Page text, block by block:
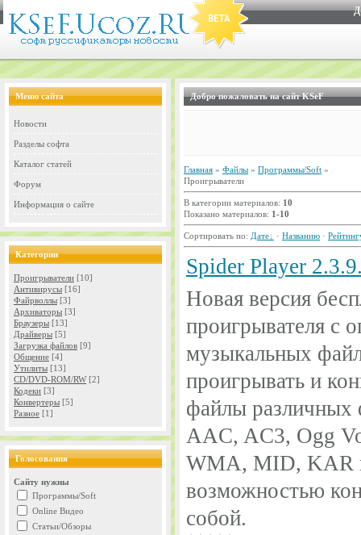
Меню сайта
Новости
Разделы софта
Каталог статей
Форум
Информация о сайте
Категории
Проигрыватели [10]
Антивирусы [16]
Файрволлы [3]
Архиваторы [3]
Браузеры [13]
Драйверы [5]
Загрузка файлов [9]
Общение [4]
Утилиты [13]
CD/DVD-ROM/RW [2]
Кодеки [3]
Конвертеры [5]
Разное [1]
Голосования
Сайту нужны
Программы/Soft
Online Видео
Статьи/Обзоры
Добро пожаловать на сайт KSeF
Главная » Файлы » Программы/Soft »
Проигрыватели
В категории материалов: 10
Показано материалов: 1-10
Сортировать по: Дате · Названию ·
Spider Player
Новая версия
проигрывателя с
музыкальных
проигрывать и
файлы различных
AAC, AC3, Ogg
WMA, MID, KAR
возможностью
собой.